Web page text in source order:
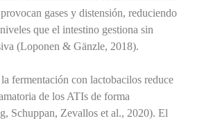
gases y distensión, reduciendo
que el intestino gestiona sin
(Loponen & Gänzle, 2018).
la fermentación con lactobacilos reduce
de los ATIs de forma
Schuppan, Zevallos et al., 2020). El